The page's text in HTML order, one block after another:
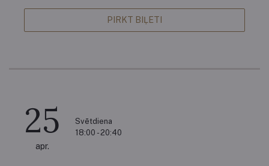
PIRKT BIĻETI
25
apr.
Svētdiena
18:00 - 20:40